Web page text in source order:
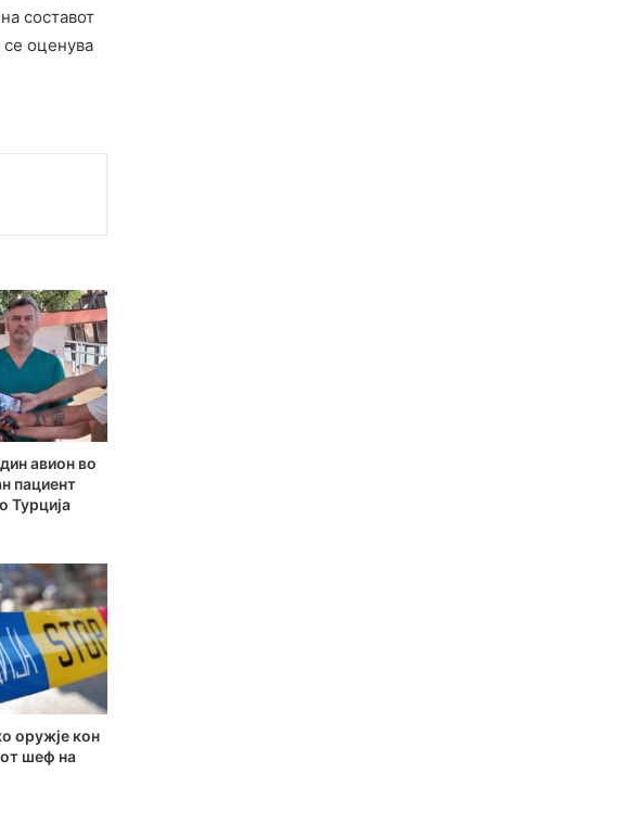
составот
се оценува
авион во
пациент
Турција
оружје кон
шеф на